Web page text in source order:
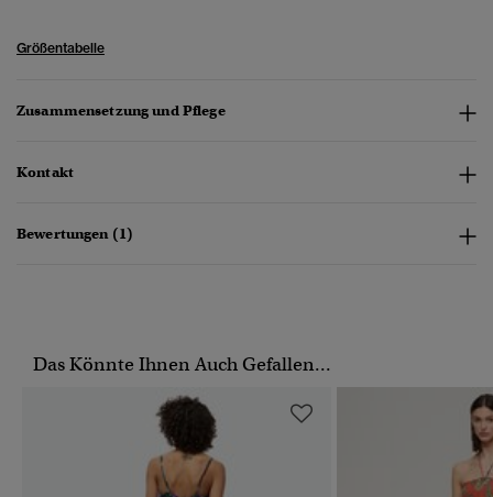
Größentabelle
Zusammensetzung und Pflege
Kontakt
Bewertungen (1)
Das Könnte Ihnen Auch Gefallen...